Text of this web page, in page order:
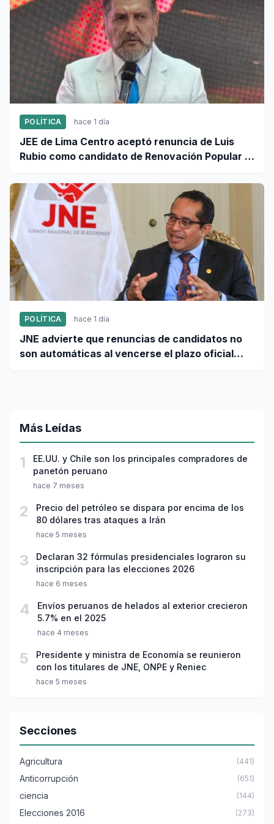
POLÍTICA hace 1 día
JEE de Lima Centro aceptó renuncia de Luis
Rubio como candidato de Renovación Popular a
POLÍTICA hace 1 día
JNE advierte que renuncias de candidatos no
son automáticas al vencerse el plazo oficial
Más Leídas
1
EE.UU. y Chile son los principales compradores de
panetón peruano
hace 7 meses
2
Precio del petróleo se dispara por encima de los
80 dólares tras ataques a Irán
hace 5 meses
3
Declaran 32 fórmulas presidenciales lograron su
inscripción para las elecciones 2026
hace 6 meses
4
Envíos peruanos de helados al exterior crecieron
5.7% en el 2025
hace 4 meses
5
Presidente y ministra de Economía se reunieron
con los titulares de JNE, ONPE y Reniec
hace 5 meses
Secciones
Agricultura (441)
Anticorrupción (651)
ciencia (144)
Elecciones 2016 (273)